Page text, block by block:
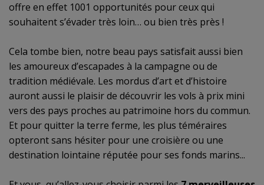
offre en effet 1001 opportunités pour ceux qui
souhaitent s’évader très loin… ou bien très près !
Cela tombe bien, notre beau pays satisfait aussi bien
les amoureux d’escapades à la campagne ou de
tradition médiévale. Les mordus d’art et d’histoire
auront aussi le plaisir de découvrir les vols à prix mini
vers des pays proches au patrimoine hors du commun.
Et pour quitter la terre ferme, les plus téméraires
opteront sans hésiter pour une croisière ou une
destination lointaine réputée pour ses fonds marins...